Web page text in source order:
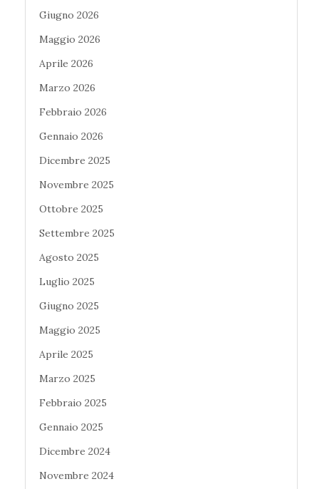
Giugno 2026
Maggio 2026
Aprile 2026
Marzo 2026
Febbraio 2026
Gennaio 2026
Dicembre 2025
Novembre 2025
Ottobre 2025
Settembre 2025
Agosto 2025
Luglio 2025
Giugno 2025
Maggio 2025
Aprile 2025
Marzo 2025
Febbraio 2025
Gennaio 2025
Dicembre 2024
Novembre 2024